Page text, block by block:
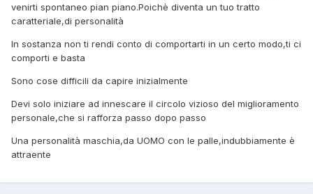
venirti spontaneo pian piano.Poichè diventa un tuo tratto
caratteriale,di personalità
In sostanza non ti rendi conto di comportarti in un certo modo,ti ci
comporti e basta
Sono cose difficili da capire inizialmente
Devi solo iniziare ad innescare il circolo vizioso del miglioramento
personale,che si rafforza passo dopo passo
Una personalità maschia,da UOMO con le palle,indubbiamente è
attraente